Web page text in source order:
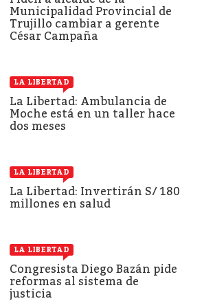
Municipalidad Provincial de
Trujillo cambiar a gerente
César Campaña
LA LIBERTAD
La Libertad: Ambulancia de
Moche está en un taller hace
dos meses
LA LIBERTAD
La Libertad: Invertirán S/ 180
millones en salud
LA LIBERTAD
Congresista Diego Bazán pide
reformas al sistema de
justicia